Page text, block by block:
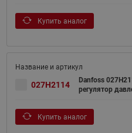
Купить аналог
027H2114
Danfoss
регулятор
Купить аналог